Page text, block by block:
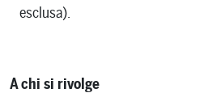
esclusa).
A chi si rivolge